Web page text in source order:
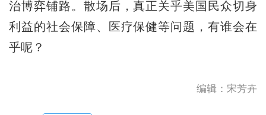
治博弈铺路。散场后，真正关乎美国民众切身
利益的社会保障、医疗保健等问题，有谁会在
乎呢？
编辑：宋芳卉